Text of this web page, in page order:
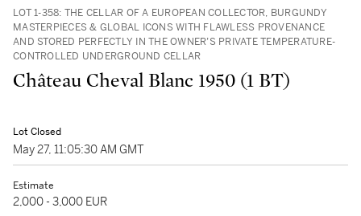
LOT 1-358: THE CELLAR OF A EUROPEAN COLLECTOR, BURGUNDY
MASTERPIECES & GLOBAL ICONS WITH FLAWLESS PROVENANCE
AND STORED PERFECTLY IN THE OWNER’S PRIVATE TEMPERATURE-
CONTROLLED UNDERGROUND CELLAR
Château Cheval Blanc 1950 (1 BT)
Lot Closed
May 27, 11:05:30 AM GMT
Estimate
2,000 - 3,000 EUR